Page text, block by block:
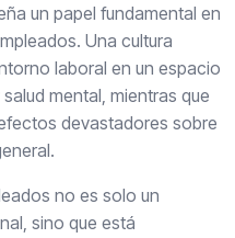
un papel fundamental en
Una cultura
laboral en un espacio
mental, mientras que
devastadores sobre
no es solo un
sino que está